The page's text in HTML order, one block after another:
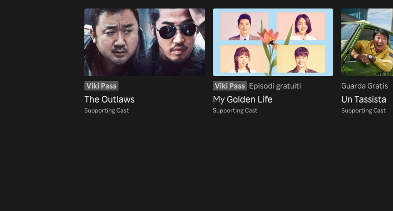
Viki Pass
The Outlaws
Supporting Cast
Viki Pass Episodi gratuiti
My Golden Life
Supporting Cast
Guarda Gratis
Un Tassista
Supporting Cast